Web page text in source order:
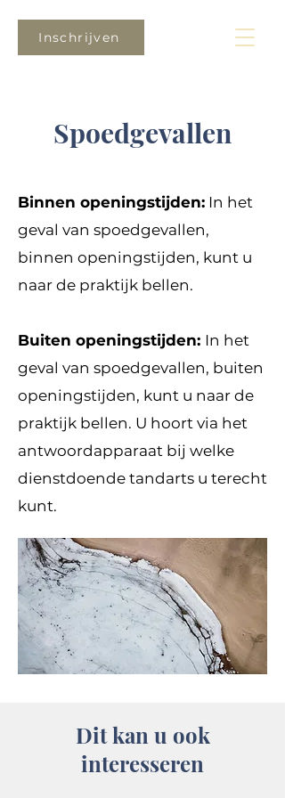
Inschrijven
Spoedgevallen
Binnen openingstijden: In het
geval van spoedgevallen,
binnen openingstijden, kunt u
naar de praktijk bellen.
Buiten openingstijden: In het
geval van spoedgevallen, buiten
openingstijden, kunt u naar de
praktijk bellen. U hoort via het
antwoordapparaat bij welke
dienstdoende tandarts u terecht
kunt.
Dit kan u ook
interesseren